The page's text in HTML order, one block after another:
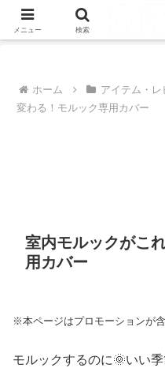
ホーム アイテム・レ
変わる！モルック専用カバー
室内モルックがこ
用カバー
※本ページはプロモーションが
モルックするのに🌞いい
メニュー 検索